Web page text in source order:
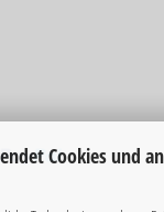
Cookies und